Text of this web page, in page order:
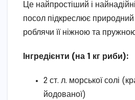
Це найпростіший і
посол підкреслює
роблячи її ніжною та
Інгредієнти (на 1 кг риби):
2 ст. л. морської солі
йодованої)